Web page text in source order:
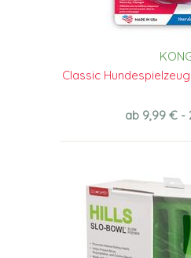
Classic
ab 9,99 € -